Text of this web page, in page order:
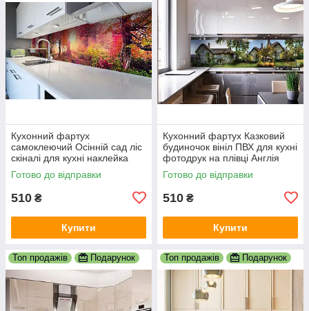
Кухонний фартух
самоклеючий Осінній сад ліс
скіналі для кухні наклейка
ПВХ дерева осінь оранж
600х2000 мм
Готово до відправки
510 ₴
Купити
Кухонний фартух Казковий
будиночок вініл ПВХ для кухні
фотодрук на плівці Англія
сільський краєвид 600х2000
мм
Готово до відправки
510 ₴
Купити
Топ продажів Подарунок Топ продажів Подарунок